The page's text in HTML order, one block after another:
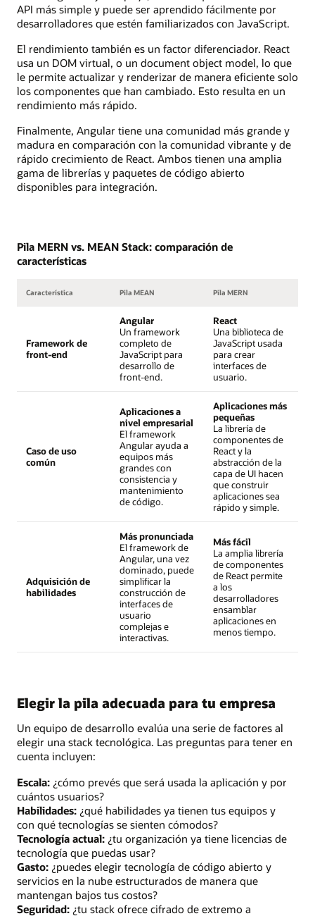
API más simple y puede ser aprendido fácilmente por
desarrolladores que estén familiarizados con JavaScript.
El rendimiento también es un factor diferenciador. React
usa un DOM virtual, o un document object model, lo que
le permite actualizar y renderizar de manera eficiente solo
los componentes que han cambiado. Esto resulta en un
rendimiento más rápido.
Finalmente, Angular tiene una comunidad más grande y
madura en comparación con la comunidad vibrante y de
rápido crecimiento de React. Ambos tienen una amplia
gama de librerías y paquetes de código abierto
disponibles para integración.
Pila MERN vs. MEAN Stack: comparación de
características
Característica Pila MEAN Pila MERN
Framework de
front-end
Angular
Un framework
completo de
JavaScript para
desarrollo de
front-end.
React
Una biblioteca de
JavaScript usada
para crear
interfaces de
usuario.
Caso de uso
común
Aplicaciones a
nivel empresarial
El framework
Angular ayuda a
equipos más
grandes con
consistencia y
mantenimiento
de código.
Aplicaciones más
pequeñas
La librería de
componentes de
React y la
abstracción de la
capa de UI hacen
que construir
aplicaciones sea
rápido y simple.
Adquisición de
habilidades
Más pronunciada
El framework de
Angular, una vez
dominado, puede
simplificar la
construcción de
interfaces de
usuario
complejas e
interactivas.
Más fácil
La amplia librería
de componentes
de React permite
a los
desarrolladores
ensamblar
aplicaciones en
menos tiempo.
Elegir la pila adecuada para tu empresa
Un equipo de desarrollo evalúa una serie de factores al
elegir una stack tecnológica. Las preguntas para tener en
cuenta incluyen:
Escala: ¿cómo prevés que será usada la aplicación y por
cuántos usuarios?
Habilidades: ¿qué habilidades ya tienen tus equipos y
con qué tecnologías se sienten cómodos?
Tecnología actual: ¿tu organización ya tiene licencias de
tecnología que puedas usar?
Gasto: ¿puedes elegir tecnología de código abierto y
servicios en la nube estructurados de manera que
mantengan bajos tus costos?
Seguridad: ¿tu stack ofrece cifrado de extremo a